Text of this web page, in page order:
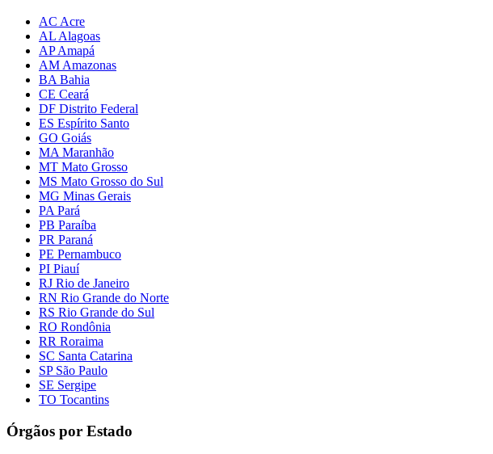
AC Acre
AL Alagoas
AP Amapá
AM Amazonas
BA Bahia
CE Ceará
DF Distrito Federal
ES Espírito Santo
GO Goiás
MA Maranhão
MT Mato Grosso
MS Mato Grosso do Sul
MG Minas Gerais
PA Pará
PB Paraíba
PR Paraná
PE Pernambuco
PI Piauí
RJ Rio de Janeiro
RN Rio Grande do Norte
RS Rio Grande do Sul
RO Rondônia
RR Roraima
SC Santa Catarina
SP São Paulo
SE Sergipe
TO Tocantins
Órgãos por Estado